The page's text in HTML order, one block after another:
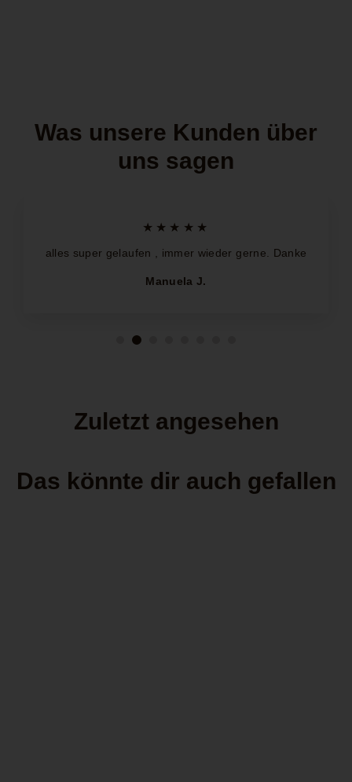
Was unsere Kunden über
uns sagen
★★★★★
alles super gelaufen , immer wieder gerne. Danke
Manuela J.
Zuletzt angesehen
Das könnte dir auch gefallen